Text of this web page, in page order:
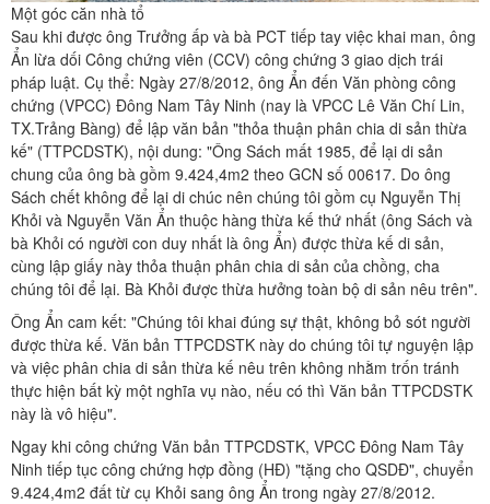
Một góc căn nhà tổ
Sau khi được ông Trưởng ấp và bà PCT tiếp tay việc khai man, ông
Ẩn lừa dối Công chứng viên (CCV) công chứng 3 giao dịch trái
pháp luật. Cụ thể: Ngày 27/8/2012, ông Ẩn đến Văn phòng công
chứng (VPCC) Đông Nam Tây Ninh (nay là VPCC Lê Văn Chí Lin,
TX.Trảng Bàng) để lập văn bản "thỏa thuận phân chia di sản thừa
kế" (TTPCDSTK), nội dung: "Ông Sách mất 1985, để lại di sản
chung của ông bà gồm 9.424,4m2 theo GCN số 00617. Do ông
Sách chết không để lại di chúc nên chúng tôi gồm cụ Nguyễn Thị
Khỏi và Nguyễn Văn Ẩn thuộc hàng thừa kế thứ nhất (ông Sách và
bà Khỏi có người con duy nhất là ông Ẩn) được thừa kế di sản,
cùng lập giấy này thỏa thuận phân chia di sản của chồng, cha
chúng tôi để lại. Bà Khỏi được thừa hưởng toàn bộ di sản nêu trên".
Ông Ẩn cam kết: "Chúng tôi khai đúng sự thật, không bỏ sót người
được thừa kế. Văn bản TTPCDSTK này do chúng tôi tự nguyện lập
và việc phân chia di sản thừa kế nêu trên không nhằm trốn tránh
thực hiện bất kỳ một nghĩa vụ nào, nếu có thì Văn bản TTPCDSTK
này là vô hiệu".
Ngay khi công chứng Văn bản TTPCDSTK, VPCC Đông Nam Tây
Ninh tiếp tục công chứng hợp đồng (HĐ) "tặng cho QSDĐ", chuyển
9.424,4m2 đất từ cụ Khỏi sang ông Ẩn trong ngày 27/8/2012.